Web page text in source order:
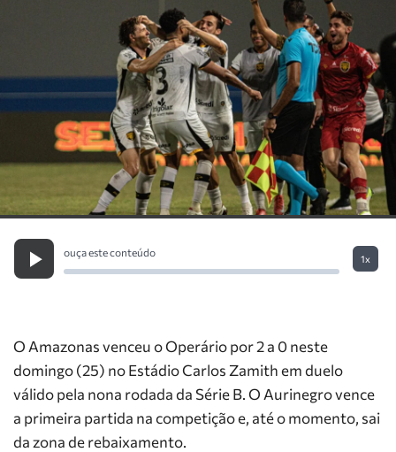
ouça este conteúdo
1x
O Amazonas venceu o Operário por 2 a 0 neste
domingo (25) no Estádio Carlos Zamith em duelo
válido pela nona rodada da Série B. O Aurinegro vence
a primeira partida na competição e, até o momento, sai
da zona de rebaixamento.